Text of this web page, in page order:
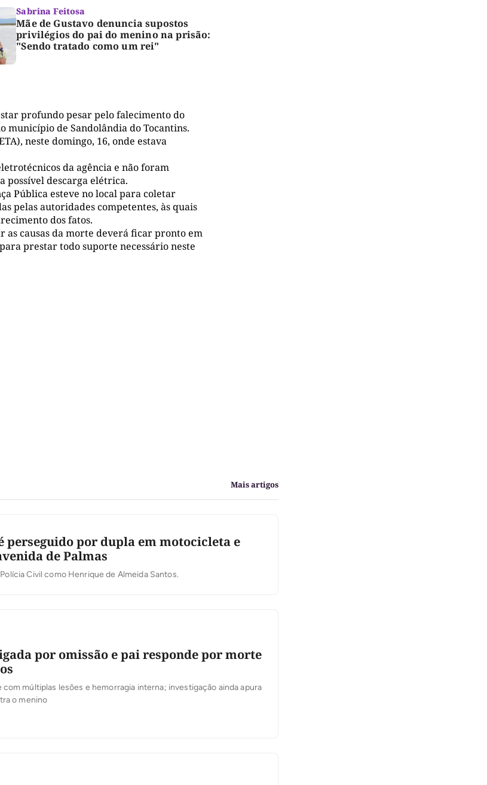
Sabrina Feitosa
Mãe de Gustavo denuncia supostos
privilégios do pai do menino na prisão:
"Sendo tratado como um rei"
profundo pesar pelo falecimento do
município de Sandolândia do Tocantins.
neste domingo, 16, onde estava
da agência e não foram
possível descarga elétrica.
Pública esteve no local para coletar
pelas autoridades competentes, às quais
dos fatos.
as causas da morte deverá ficar pronto em
prestar todo suporte necessário neste
Mais artigos
perseguido por dupla em motocicleta e
de Palmas
Civil como Henrique de Almeida Santos.
por omissão e pai responde por morte
múltiplas lesões e hemorragia interna; investigação ainda apura
o menino